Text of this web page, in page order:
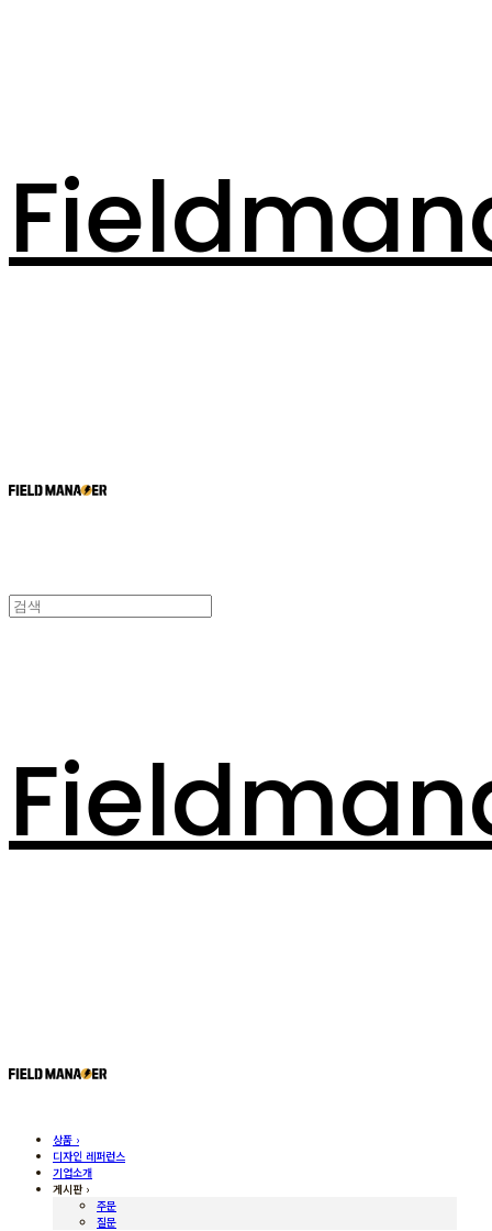
상품 ›
디자인 레퍼런스
기업소개
게시판 ›
주문
질문